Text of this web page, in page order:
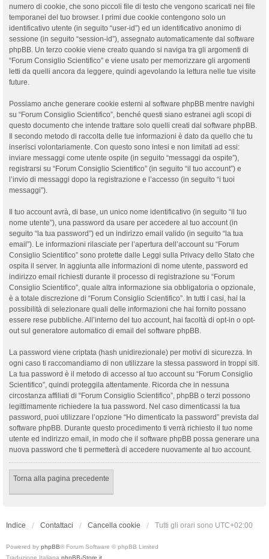
numero di cookie, che sono piccoli file di testo che vengono scaricati nei file
temporanei del tuo browser. I primi due cookie contengono solo un
identificativo utente (in seguito “user-id”) ed un identificativo anonimo di
sessione (in seguito “session-id”), assegnato automaticamente dal software
phpBB. Un terzo cookie viene creato quando si naviga tra gli argomenti di
“Forum Consiglio Scientifico” e viene usato per memorizzare gli argomenti
letti da quelli ancora da leggere, quindi agevolando la lettura nelle tue visite
future.
Possiamo anche generare cookie esterni al software phpBB mentre navighi
su “Forum Consiglio Scientifico”, benché questi siano estranei agli scopi di
questo documento che intende trattare solo quelli creati dal software phpBB.
Il secondo metodo di raccolta delle tue informazioni è dato da quello che tu
inserisci volontariamente. Con questo sono intesi e non limitati ad essi:
inviare messaggi come utente ospite (in seguito “messaggi da ospite”),
registrarsi su “Forum Consiglio Scientifico” (in seguito “il tuo account”) e
l’invio di messaggi dopo la registrazione e l’accesso (in seguito “i tuoi
messaggi”).
Il tuo account avrà, di base, un unico nome identificativo (in seguito “il tuo
nome utente”), una password da usare per accedere al tuo account (in
seguito “la tua password”) ed un indirizzo email valido (in seguito “la tua
email”). Le informazioni rilasciate per l’apertura dell’account su “Forum
Consiglio Scientifico” sono protette dalle Leggi sulla Privacy dello Stato che
ospita il server. In aggiunta alle informazioni di nome utente, password ed
indirizzo email richiesti durante il processo di registrazione su “Forum
Consiglio Scientifico”, quale altra informazione sia obbligatoria o opzionale,
è a totale discrezione di “Forum Consiglio Scientifico”. In tutti i casi, hai la
possibilità di selezionare quali delle informazioni che hai fornito possano
essere rese pubbliche. All’interno del tuo account, hai facoltà di opt-in o opt-
out sul generatore automatico di email del software phpBB.
La password viene criptata (hash unidirezionale) per motivi di sicurezza. In
ogni caso ti raccomandiamo di non utilizzare la stessa password in troppi siti.
La tua password è il metodo di accesso al tuo account su “Forum Consiglio
Scientifico”, quindi proteggila attentamente. Ricorda che in nessuna
circostanza affiliati di “Forum Consiglio Scientifico”, phpBB o terzi possono
legittimamente richiedere la tua password. Nel caso dimenticassi la tua
password, puoi utilizzare l’opzione “Ho dimenticato la password” prevista dal
software phpBB. Durante questo procedimento ti verrà richiesto il tuo nome
utente ed indirizzo email, in modo che il software phpBB possa generare una
nuova password che ti permetterà di accedere nuovamente al tuo account.
Torna alla pagina precedente
Indice Contattaci Cancella cookie Tutti gli orari sono UTC+02:00
Powered by phpBB® Forum Software © phpBB Limited
Traduzione Italiana phpBB-Store.it